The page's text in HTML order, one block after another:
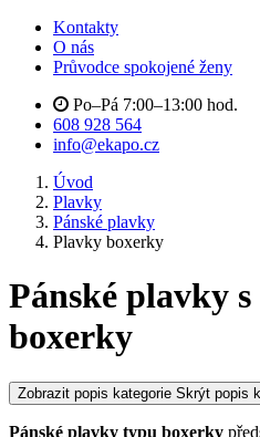
Kontakty
O nás
Průvodce spokojené ženy
Po–Pá 7:00–13:00 hod.
608 928 564
info@ekapo.cz
Úvod
Plavky
Pánské plavky
Plavky boxerky
Pánské plavky
boxerky
Zobrazit popis kategorie Skrýt popis
Pánské plavky typu boxerky